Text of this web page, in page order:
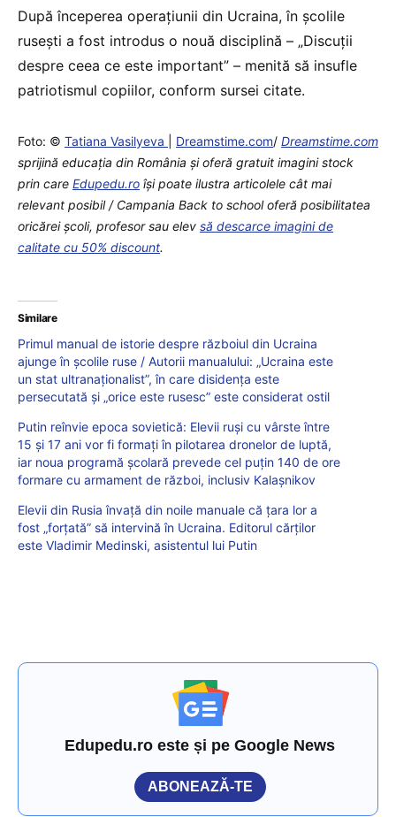
După începerea operațiunii din Ucraina, în școlile
rusești a fost introdus o nouă disciplină – „Discuții
despre ceea ce este important” – menită să insufle
patriotismul copiilor, conform sursei citate.
Foto: © Tatiana Vasilyeva Dreamstime.com/ Dreamstime.com
sprijină educaţia din România şi oferă gratuit imagini stock
prin care Edupedu.ro îşi poate ilustra articolele cât mai
relevant posibil / Campania Back to school oferă posibilitatea
oricărei școli, profesor sau elev să descarce imagini de
calitate cu 50% discount.
Similare
Primul manual de istorie despre războiul din Ucraina
ajunge în şcolile ruse / Autorii manualului: „Ucraina este
un stat ultranaţionalist”, în care disidenţa este
persecutată şi „orice este rusesc” este considerat ostil
Putin reînvie epoca sovietică: Elevii ruşi cu vârste între
15 şi 17 ani vor fi formaţi în pilotarea dronelor de luptă,
iar noua programă școlară prevede cel puţin 140 de ore
formare cu armament de război, inclusiv Kalaşnikov
Elevii din Rusia învaţă din noile manuale că ţara lor a
fost „forţată” să intervină în Ucraina. Editorul cărţilor
este Vladimir Medinski, asistentul lui Putin
Edupedu.ro este și pe Google News
ABONEAZĂ-TE